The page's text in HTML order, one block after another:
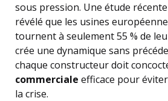
sous pression. Une étude
révélé que les usines
tournent à seulement 55 % de
crée une dynamique sans
chaque constructeur doit
commerciale efficace pour
la crise.